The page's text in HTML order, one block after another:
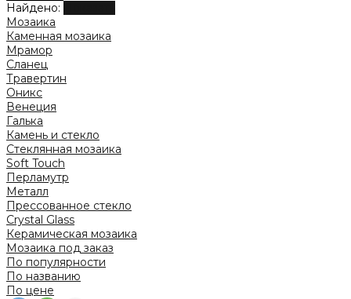
Найдено:
Мозаика
Каменная мозаика
Мрамор
Сланец
Травертин
Оникс
Венеция
Галька
Камень и стекло
Стеклянная мозаика
Soft Touch
Перламутр
Металл
Прессованное стекло
Crystal Glass
Керамическая мозаика
Мозаика под заказ
По популярности
По названию
По цене